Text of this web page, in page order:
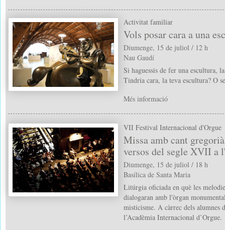
Activitat familiar
Vols posar cara a una
Diumenge, 15 de juliol / 12 h
Nau Gaudí
Si haguessis de fer una escultura,
Tindria cara, la teva escultura? O
Més informació
VII Festival Internacional d'Orgue
Missa amb cant
versos del segle XVII a
Diumenge, 15 de juliol / 18 h
Basílica de Santa Maria
Litúrgia oficiada en què les
dialogaran amb l'òrgan
misticisme. A càrrec dels alumnes
l’Acadèmia Internacional d’Orgue.